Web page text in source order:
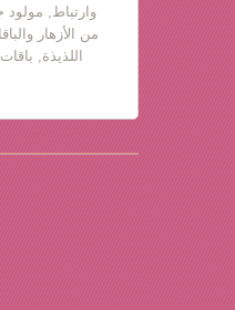
وارتباط,
من الأزهار
اللذيذة,